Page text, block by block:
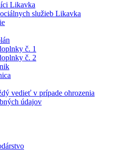
Likavka
služieb Likavka
č. 1
č. 2
vedieť v prípade ohrozenia
údajov